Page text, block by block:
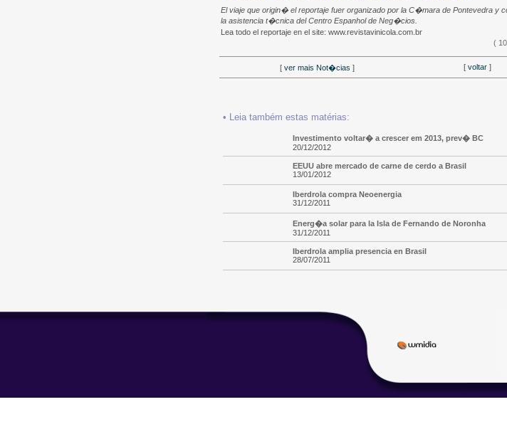
El viaje que origin� el reportaje fuer organizado por la C�mara de Pontevedra y
la asistencia t�cnica del Centro Espanhol de Neg�cios.
Lea todo el reportaje en el site: www.revistavinicola.com.br
(
[ ver mais Not�cias ] [ voltar ]
• Leia também estas matérias:
Investimento voltar� a crescer em 2013, prev� BC
20/12/2012
EEUU abre mercado de carne de cerdo a Brasil
13/01/2012
Iberdrola compra Neoenergia
31/12/2011
Energ�a solar para la Isla de Fernando de Noronha
31/12/2011
Iberdrola amplia presencia en Brasil
28/07/2011